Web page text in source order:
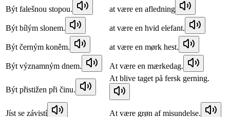
Být falešnou stopou. at være en afledning
Být bílým slonem. at være en hvid elefant.
Být černým koněm. at være en mørk hest.
Být významným dnem. At være en mærkedag.
Být přistižen při činu.
At blive taget på fersk gerning.
Jíst se závistí At være grøn af misundelse.